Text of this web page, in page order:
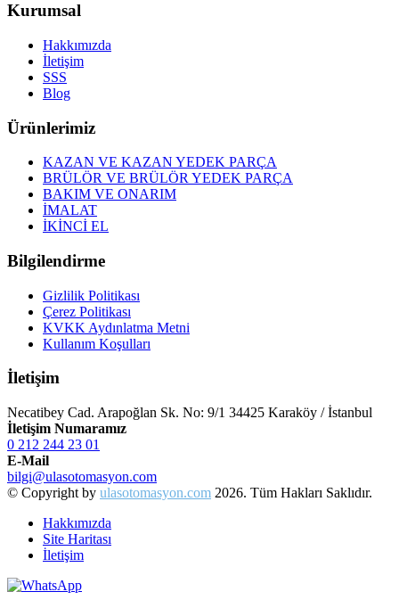
Kurumsal
Hakkımızda
İletişim
SSS
Blog
Ürünlerimiz
KAZAN VE KAZAN YEDEK PARÇA
BRÜLÖR VE BRÜLÖR YEDEK PARÇA
BAKIM VE ONARIM
İMALAT
İKİNCİ EL
Bilgilendirme
Gizlilik Politikası
Çerez Politikası
KVKK Aydınlatma Metni
Kullanım Koşulları
İletişim
Necatibey Cad. Arapoğlan Sk. No: 9/1 34425 Karaköy / İstanbul
İletişim Numaramız
0 212 244 23 01
E-Mail
bilgi@ulasotomasyon.com
© Copyright by ulasotomasyon.com 2026. Tüm Hakları Saklıdır.
Hakkımızda
Site Haritası
İletişim